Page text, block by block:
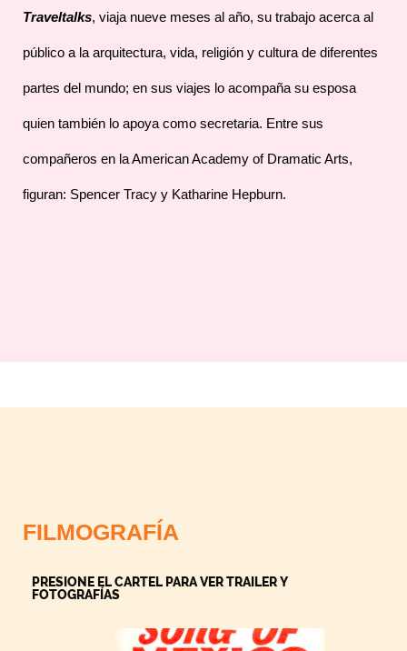
Traveltalks, viaja nueve meses al año, su trabajo acerca al
público a la arquitectura, vida, religión y cultura de diferentes
partes del mundo; en sus viajes lo acompaña su esposa
quien también lo apoya como secretaria. Entre sus
compañeros en la American Academy of Dramatic Arts,
figuran: Spencer Tracy y Katharine Hepburn.
FILMOGRAFÍA
PRESIONE EL CARTEL PARA VER TRAILER Y
FOTOGRAFÍAS